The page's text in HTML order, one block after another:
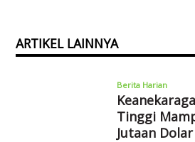
ARTIKEL LAINNYA
Berita Harian
Tinggi
Jutaan Dolar